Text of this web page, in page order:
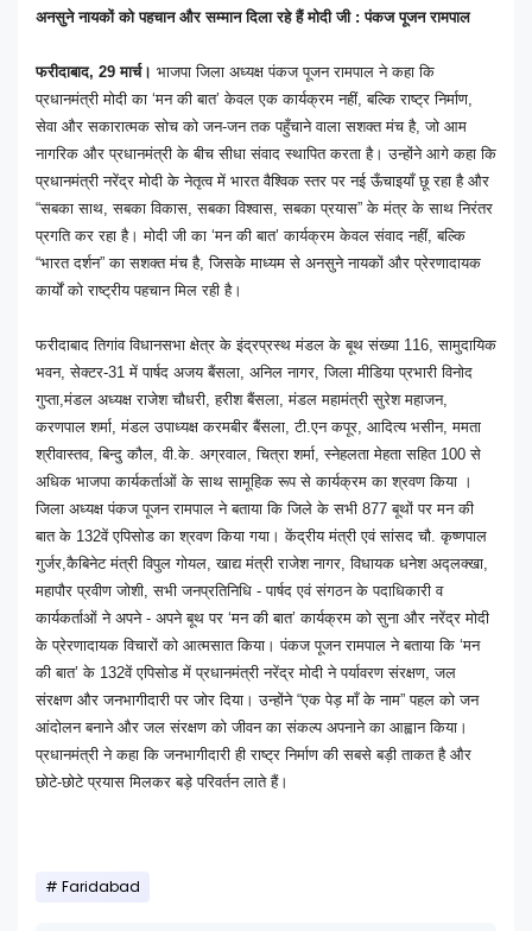
अनसुने नायकों को पहचान और सम्मान दिला रहे हैं मोदी जी : पंकज पूजन रामपाल
फरीदाबाद, 29 मार्च। भाजपा जिला अध्यक्ष पंकज पूजन रामपाल ने कहा कि
प्रधानमंत्री मोदी का ‘मन की बात’ केवल एक कार्यक्रम नहीं, बल्कि राष्ट्र निर्माण,
सेवा और सकारात्मक सोच को जन-जन तक पहुँचाने वाला सशक्त मंच है, जो आम
नागरिक और प्रधानमंत्री के बीच सीधा संवाद स्थापित करता है। उन्होंने आगे कहा कि
प्रधानमंत्री नरेंद्र मोदी के नेतृत्व में भारत वैश्विक स्तर पर नई ऊँचाइयाँ छू रहा है और
“सबका साथ, सबका विकास, सबका विश्वास, सबका प्रयास” के मंत्र के साथ निरंतर
प्रगति कर रहा है। मोदी जी का ‘मन की बात’ कार्यक्रम केवल संवाद नहीं, बल्कि
“भारत दर्शन” का सशक्त मंच है, जिसके माध्यम से अनसुने नायकों और प्रेरणादायक
कार्यों को राष्ट्रीय पहचान मिल रही है।
फरीदाबाद तिगांव विधानसभा क्षेत्र के इंद्रप्रस्थ मंडल के बूथ संख्या 116, सामुदायिक
भवन, सेक्टर-31 में पार्षद अजय बैंसला, अनिल नागर, जिला मीडिया प्रभारी विनोद
गुप्ता,मंडल अध्यक्ष राजेश चौधरी, हरीश बैंसला, मंडल महामंत्री सुरेश महाजन,
करणपाल शर्मा, मंडल उपाध्यक्ष करमबीर बैंसला, टी.एन कपूर, आदित्य भसीन, ममता
श्रीवास्तव, बिन्दु कौल, वी.के. अग्रवाल, चित्रा शर्मा, स्नेहलता मेहता सहित 100 से
अधिक भाजपा कार्यकर्ताओं के साथ सामूहिक रूप से कार्यक्रम का श्रवण किया ।
जिला अध्यक्ष पंकज पूजन रामपाल ने बताया कि जिले के सभी 877 बूथों पर मन की
बात के 132वें एपिसोड का श्रवण किया गया। केंद्रीय मंत्री एवं सांसद चौ. कृष्णपाल
गुर्जर,कैबिनेट मंत्री विपुल गोयल, खाद्य मंत्री राजेश नागर, विधायक धनेश अद्लक्खा,
महापौर प्रवीण जोशी, सभी जनप्रतिनिधि - पार्षद एवं संगठन के पदाधिकारी व
कार्यकर्ताओं ने अपने - अपने बूथ पर ‘मन की बात’ कार्यक्रम को सुना और नरेंद्र मोदी
के प्रेरणादायक विचारों को आत्मसात किया। पंकज पूजन रामपाल ने बताया कि ‘मन
की बात’ के 132वें एपिसोड में प्रधानमंत्री नरेंद्र मोदी ने पर्यावरण संरक्षण, जल
संरक्षण और जनभागीदारी पर जोर दिया। उन्होंने “एक पेड़ माँ के नाम” पहल को जन
आंदोलन बनाने और जल संरक्षण को जीवन का संकल्प अपनाने का आह्वान किया।
प्रधानमंत्री ने कहा कि जनभागीदारी ही राष्ट्र निर्माण की सबसे बड़ी ताकत है और
छोटे-छोटे प्रयास मिलकर बड़े परिवर्तन लाते हैं।
Faridabad